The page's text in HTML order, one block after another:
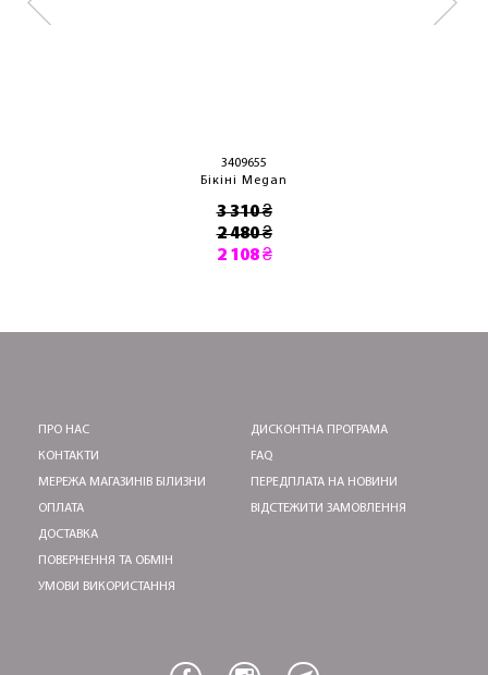
3409655
Бікіні Megan
3 310 ₴
2 480 ₴
2 108 ₴
ПРО НАС
КОНТАКТИ
МЕРЕЖА МАГАЗИНІВ БІЛИЗНИ
ОПЛАТА
ДОСТАВКА
ПОВЕРНЕННЯ ТА ОБМІН
УМОВИ ВИКОРИСТАННЯ
ДИСКОНТНА ПРОГРАМА
FAQ
ПЕРЕДПЛАТА НА НОВИНИ
ВІДСТЕЖИТИ ЗАМОВЛЕННЯ